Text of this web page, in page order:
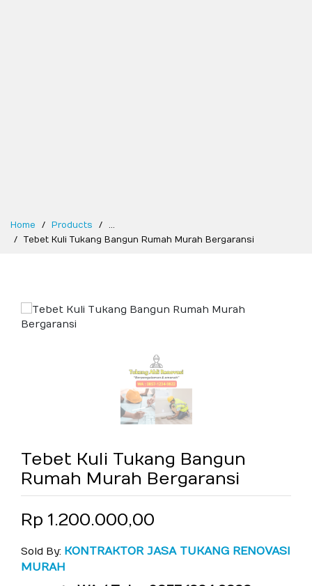
Home Products
...
Tebet Kuli Tukang Bangun Rumah Murah Bergaransi
Tebet Kuli Tukang Bangun
Rumah Murah Bergaransi
Rp 1.200.000,00
Sold By: KONTRAKTOR JASA TUKANG RENOVASI
MURAH